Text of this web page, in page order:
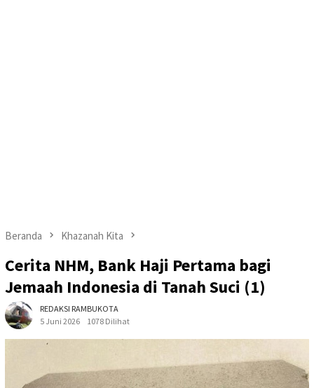
Beranda Khazanah Kita
Cerita NHM, Bank Haji Pertama bagi
Jemaah Indonesia di Tanah Suci (1)
REDAKSI RAMBUKOTA
5 Juni 2026
1078 Dilihat